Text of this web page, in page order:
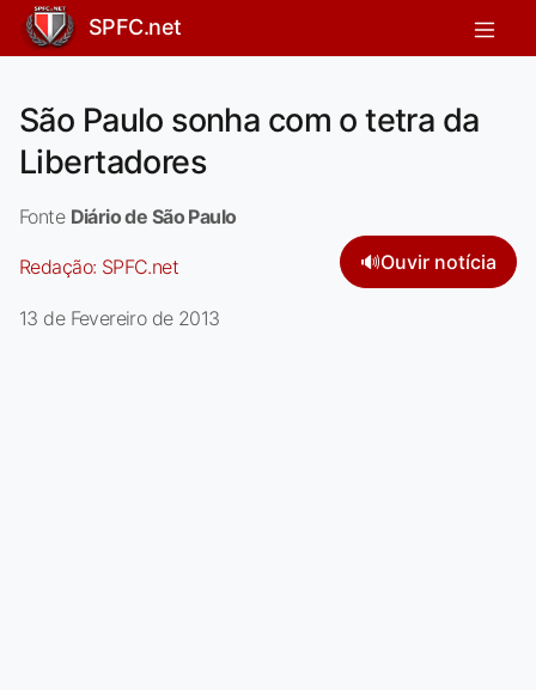
SPFC.net
São Paulo sonha com o tetra da
Libertadores
Fonte Diário de São Paulo
Redação: SPFC.net 🔊Ouvir notícia
13 de Fevereiro de 2013